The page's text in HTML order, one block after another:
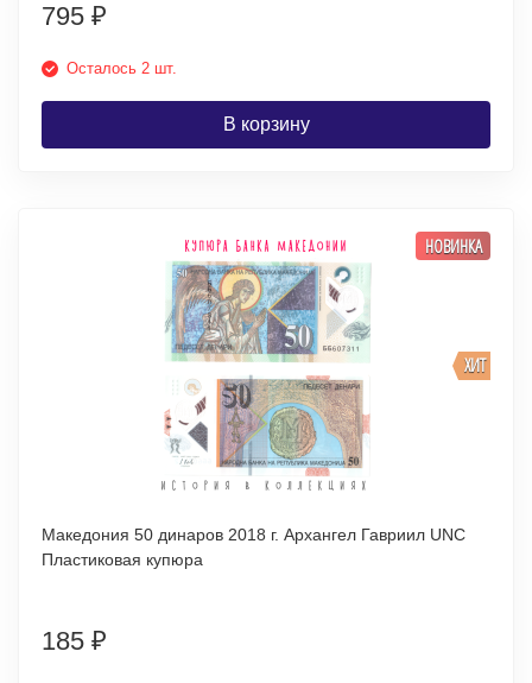
795 ₽
Осталось 2 шт.
В корзину
ХИТ
НОВИНКА
Македония 50 динаров 2018 г. Архангел Гавриил UNC
Пластиковая купюра
185 ₽